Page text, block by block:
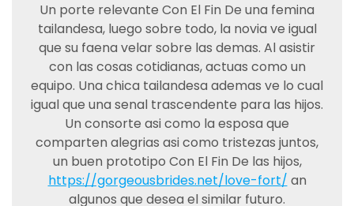
Un porte relevante Con El Fin De una femina
tailandesa, luego sobre todo, la novia ve igual
que su faena velar sobre las demas. Al asistir
con las cosas cotidianas, actuas como un
equipo. Una chica tailandesa ademas ve lo cual
igual que una senal trascendente para las hijos.
Un consorte asi­ como la esposa que
comparten alegrias asi­ como tristezas juntos,
un buen prototipo Con El Fin De las hijos,
https://gorgeousbrides.net/love-fort/ an
algunos que desea el similar futuro.